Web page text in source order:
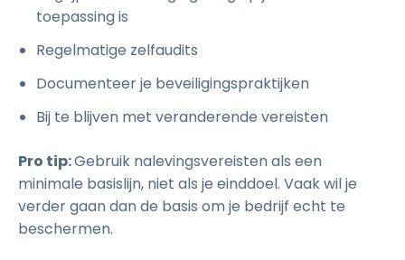
toepassing is
Regelmatige zelfaudits
Documenteer je beveiligingspraktijken
Bij te blijven met veranderende vereisten
Pro tip:Gebruik nalevingsvereisten als een
minimale basislijn, niet als je einddoel. Vaak wil je
verder gaan dan de basis om je bedrijf echt te
beschermen.